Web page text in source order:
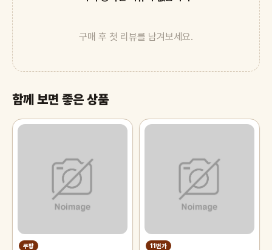
구매 후 첫 리뷰를 남겨보세요.
함께 보면 좋은 상품
쿠팡 11번가